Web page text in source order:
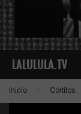
Inicio Cortitos